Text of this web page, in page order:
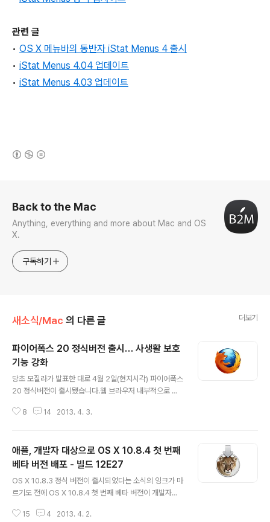
관련 글
• OS X 메뉴바의 동반자 iStat Menus 4 출시
• iStat Menus 4.04 업데이트
• iStat Menus 4.03 업데이트
Back to the Mac
Anything, everything and more about Mac and OS
X.
구독하기
새소식/Mac 의 다른 글 더보기
파이어폭스 20 정식버전 출시… 사생활 보호
기능 강화
당초 모질라가 발표한 대로 4월 2일(현지시각) 파이어폭스
20 정식버전이 출시됐습니다.웹 브라우저 내부적으로 꽤
은 크게 2가지입니다.파이어폭스 최신 버전에는 구글 크롬
모드가 존재했지만, 일반 모드로 열린 웹사이트가 잠시 대
기 상태로 묶여 있어야 했는데, 새 버전에서는 일반 모드에
서 열린 창과 사생활 보호 모드에서 열린 창을 동시에 사용
할 수 있는 것이 변화된 부분입니다. 사용 방법이 훨씬 간편
생활 보호 모드 사용 여부를 결정할 수 없는 웹 브라우저는
8 14 2013. 4. 3.
애플, 개발자 대상으로 OS X 10.8.4 첫 번째
베타 버전 배포 - 빌드 12E27
OS X 10.8.3 정식 버전이 출시되었다는 소식의 잉크가 마
르기도 전에 OS X 10.8.4 첫 번째 베타 버전이 개발자들
E27이며, OS X 10.8.3에 덮어 쓸 수 있는 299.56MB
15 4 2013. 4. 2.